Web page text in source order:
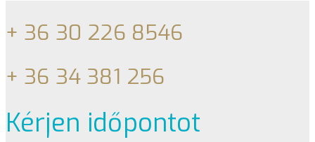
Kérjen időpontot
+ 36 34 381 256
+ 36 30 226 8546